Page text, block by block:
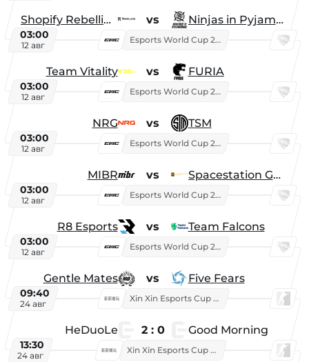
Shopify Rebellion vs Ninjas in Pyjamas
03:00
12 авг
Esports World Cup 2026
Team Vitality vs FURIA
03:00
12 авг
Esports World Cup 2026
NRG vs TSM
03:00
12 авг
Esports World Cup 2026
MIBR vs Spacestation Gaming
03:00
12 авг
Esports World Cup 2026
R8 Esports vs Team Falcons
03:00
12 авг
Esports World Cup 2026
Gentle Mates vs Five Fears
09:40
24 авг
Xin Xin Esports Cup 2025
HeDuoLe 2 : 0 Good Morning
13:30
24 авг
Xin Xin Esports Cup 2026